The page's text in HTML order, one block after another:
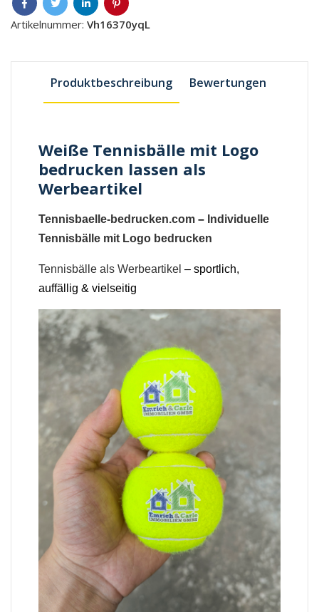
Artikelnummer: Vh16370yqL
Produktbeschreibung Bewertungen
Weiße Tennisbälle mit Logo
bedrucken lassen als
Werbeartikel
Tennisbaelle-bedrucken.com – Individuelle
Tennisbälle mit Logo bedrucken
Tennisbälle als Werbeartikel – sportlich,
auffällig & vielseitig